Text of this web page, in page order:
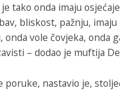
tako onda imaju
bliskost, pažnju,
onda vole čovjeka, onda
– dodao je muftija
poruke, nastavio je,